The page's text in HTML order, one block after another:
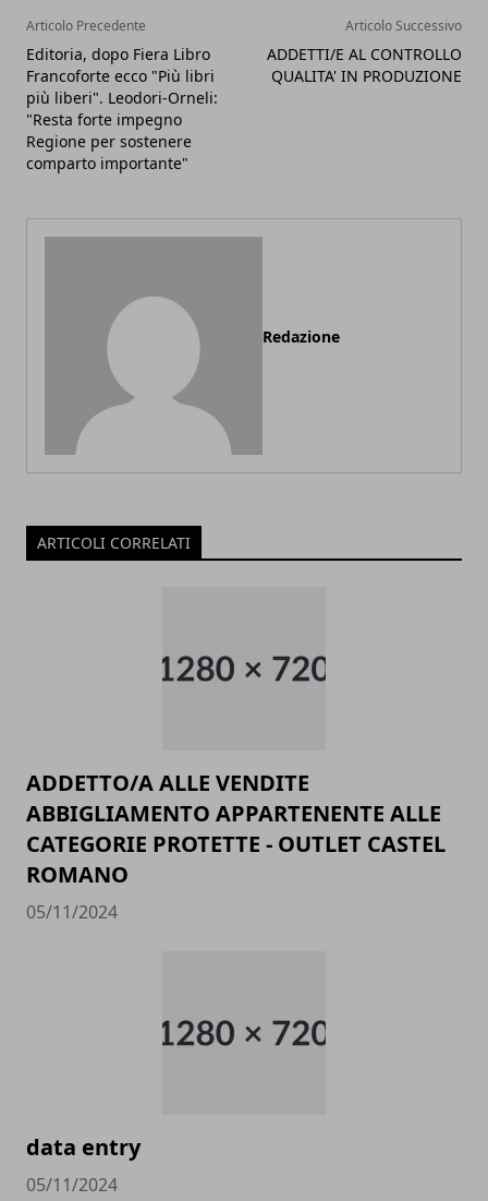
Articolo Precedente
Editoria, dopo Fiera Libro
Francoforte ecco "Più libri
più liberi". Leodori-Orneli:
"Resta forte impegno
Regione per sostenere
comparto importante"
Articolo Successivo
ADDETTI/E AL CONTROLLO
QUALITA' IN PRODUZIONE
Redazione
ARTICOLI CORRELATI
ADDETTO/A ALLE VENDITE
ABBIGLIAMENTO APPARTENENTE ALLE
CATEGORIE PROTETTE - OUTLET CASTEL
ROMANO
05/11/2024
data entry
05/11/2024